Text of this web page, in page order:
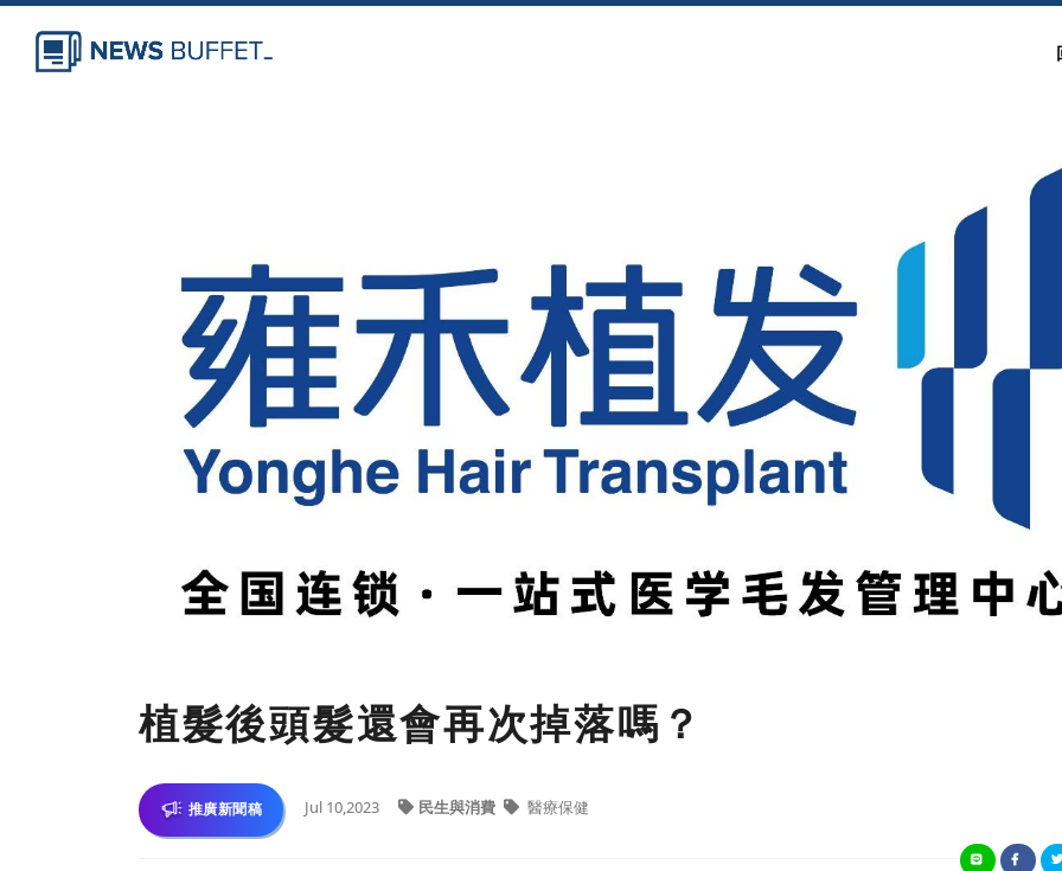
植髮後頭髮還會再次掉落嗎？
推廣新聞稿 Jul 10,2023 民生與消費 醫療保健